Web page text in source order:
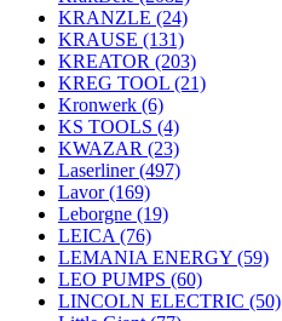
KRANZLE (24)
KRAUSE (131)
KREATOR (203)
KREG TOOL (21)
Kronwerk (6)
KS TOOLS (4)
KWAZAR (23)
Laserliner(497)
Lavor(169)
Leborgne (19)
LEICA (76)
LEMANIA ENERGY (59)
LEO PUMPS (60)
LINCOLN ELECTRIC (50)